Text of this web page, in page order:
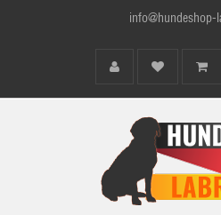
info@hundeshop-